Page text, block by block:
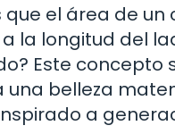
que el área de un
la longitud del
Este concepto
una belleza
a